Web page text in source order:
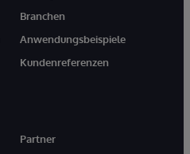
Branchen
Anwendungsbeispiele
Kundenreferenzen
Partner